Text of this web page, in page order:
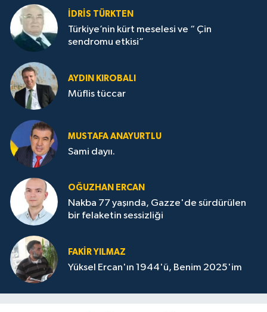
İDRİS TÜRKTEN
Türkiye’nin kürt meselesi ve “ Çin
sendromu etkisi”
AYDIN KIROBALI
Müflis tüccar
MUSTAFA ANAYURTLU
Sami dayıı.
OĞUZHAN ERCAN
Nakba 77 yaşında, Gazze'de sürdürülen
bir felaketin sessizliği
FAKİR YILMAZ
Yüksel Ercan'ın 1944'ü, Benim 2025'im